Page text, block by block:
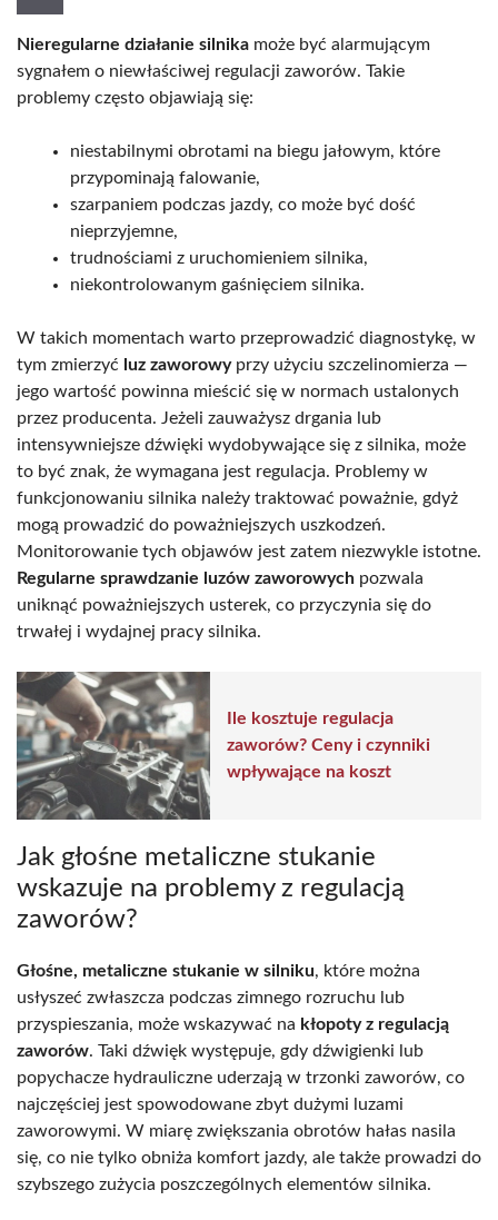
Nieregularne działanie silnika może być alarmującym
sygnałem o niewłaściwej regulacji zaworów. Takie
problemy często objawiają się:
niestabilnymi obrotami na biegu jałowym, które
przypominają falowanie,
szarpaniem podczas jazdy, co może być dość
nieprzyjemne,
trudnościami z uruchomieniem silnika,
niekontrolowanym gaśnięciem silnika.
W takich momentach warto przeprowadzić diagnostykę, w
tym zmierzyć luz zaworowyprzy użyciu szczelinomierza —
jego wartość powinna mieścić się w normach ustalonych
przez producenta. Jeżeli zauważysz drgania lub
intensywniejsze dźwięki wydobywające się z silnika, może
to być znak, że wymagana jest regulacja. Problemy w
funkcjonowaniu silnika należy traktować poważnie, gdyż
mogą prowadzić do poważniejszych uszkodzeń.
Monitorowanie tych objawów jest zatem niezwykle istotne.
Regularne sprawdzanie luzów zaworowych pozwala
uniknąć poważniejszych usterek, co przyczynia się do
trwałej i wydajnej pracy silnika.
Ile kosztuje regulacja
zaworów? Ceny i czynniki
wpływające na koszt
Jak głośne metaliczne stukanie
wskazuje na problemy z regulacją
zaworów?
Głośne, metaliczne stukanie w silniku, które można
usłyszeć zwłaszcza podczas zimnego rozruchu lub
przyspieszania, może wskazywać na kłopoty z regulacją
zaworów. Taki dźwięk występuje, gdy dźwigienki lub
popychacze hydrauliczne uderzają w trzonki zaworów, co
najczęściej jest spowodowane zbyt dużymi luzami
zaworowymi. W miarę zwiększania obrotów hałas nasila
się, co nie tylko obniża komfort jazdy, ale także prowadzi do
szybszego zużycia poszczególnych elementów silnika.